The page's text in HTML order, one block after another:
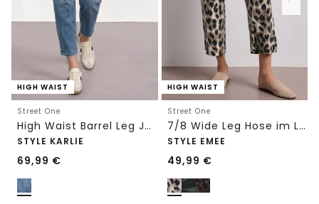
HIGH WAIST
Street One
High Waist Barrel Leg Jeans im Loose Fit
STYLE KARLIE
69,99 €
HIGH WAIST
Street One
7/8 Wide Leg Hose im Loose Fit mit Print
STYLE EMEE
49,99 €